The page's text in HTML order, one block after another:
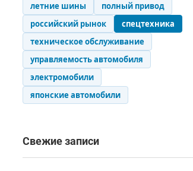
летние шины
полный привод
российский рынок
спецтехника
техническое обслуживание
управляемость автомобиля
электромобили
японские автомобили
Свежие записи